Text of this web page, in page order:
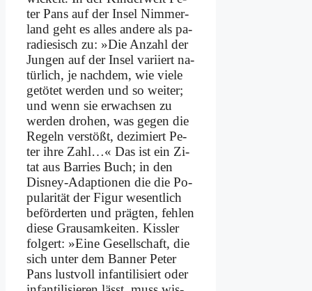
ter Pans auf der In­sel Nim­mer­
land geht es al­les an­de­re als pa­
ra­die­sisch zu: »Die An­zahl der
Jun­gen auf der In­sel va­ri­iert na­
tür­lich, je nach­dem, wie vie­le
ge­tö­tet wer­den und so wei­ter;
und wenn sie er­wach­sen zu
wer­den dro­hen, was ge­gen die
Re­geln ver­stößt, de­zi­miert Pe­
ter ih­re Zahl…« Das ist ein Zi­
tat aus Bar­ries Buch; in den
Dis­ney-Ad­ap­tio­nen die die Po­
pu­la­ri­tät der Fi­gur we­sent­lich
be­för­der­ten und präg­ten, feh­len
die­se Grau­sam­kei­ten. Kiss­ler
fol­gert: »Ei­ne Ge­sell­schaft, die
sich un­ter dem Ban­ner Pe­ter
Pans lust­voll in­fan­ti­li­siert oder